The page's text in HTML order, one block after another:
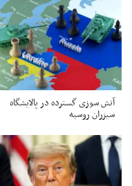
آتش سوزی گسترده در پالایشگاه
سیزران روسیه